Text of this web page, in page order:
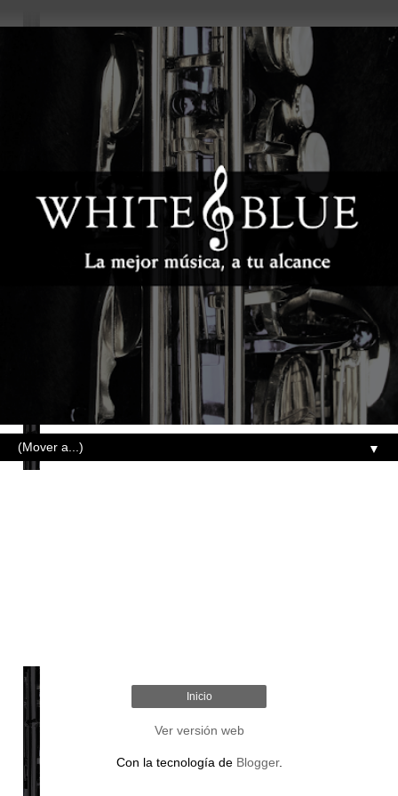
▼
Inicio
Ver versión web
Con la tecnología de Blogger.